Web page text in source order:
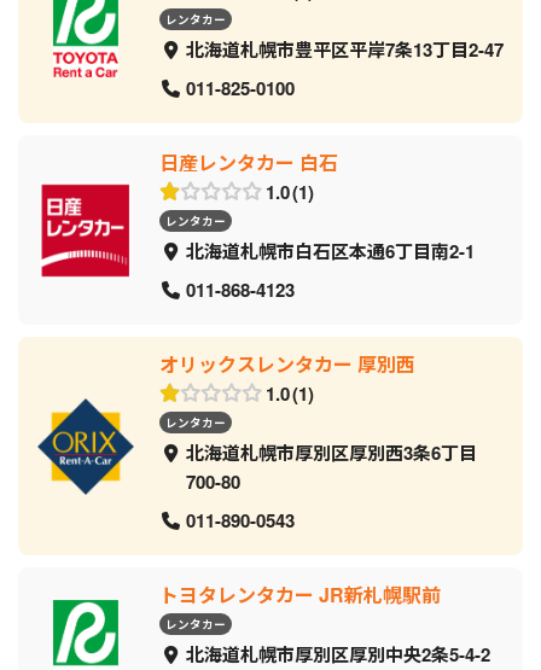
レンタカー
北海道札幌市豊平区平岸7条13丁目2-47
011-825-0100
日産レンタカー 白石
1.0 1
レンタカー
北海道札幌市白石区本通6丁目南2-1
011-868-4123
オリックスレンタカー 厚別西
1.0 1
レンタカー
北海道札幌市厚別区厚別西3条6丁目
700-80
011-890-0543
トヨタレンタカー JR新札幌駅前
レンタカー
北海道札幌市厚別区厚別中央2条5-4-2